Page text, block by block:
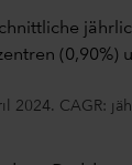
CAGR: